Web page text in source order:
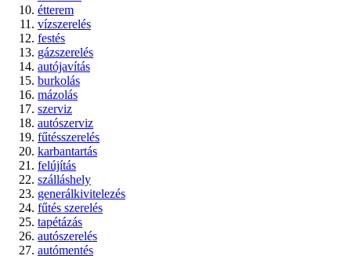
étterem
vízszerelés
festés
gázszerelés
autójavítás
burkolás
mázolás
szerviz
autószerviz
fűtésszerelés
karbantartás
felújítás
szálláshely
generálkivitelezés
fűtés szerelés
tapétázás
autószerelés
autómentés